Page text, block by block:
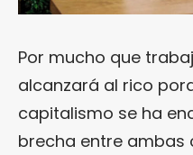
Por mucho que
alcanzará al rico
capitalismo se ha
brecha entre ambas